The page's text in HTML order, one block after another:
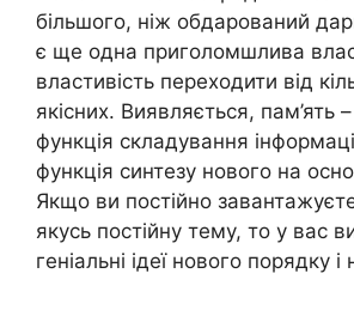
більшого, ніж обдарований
є ще одна приголомшлива
властивість переходити від
якісних. Виявляється, пам’ять
функція складування
функція синтезу нового на
Якщо ви постійно
якусь постійну тему, то у вас
геніальні ідеї нового порядку